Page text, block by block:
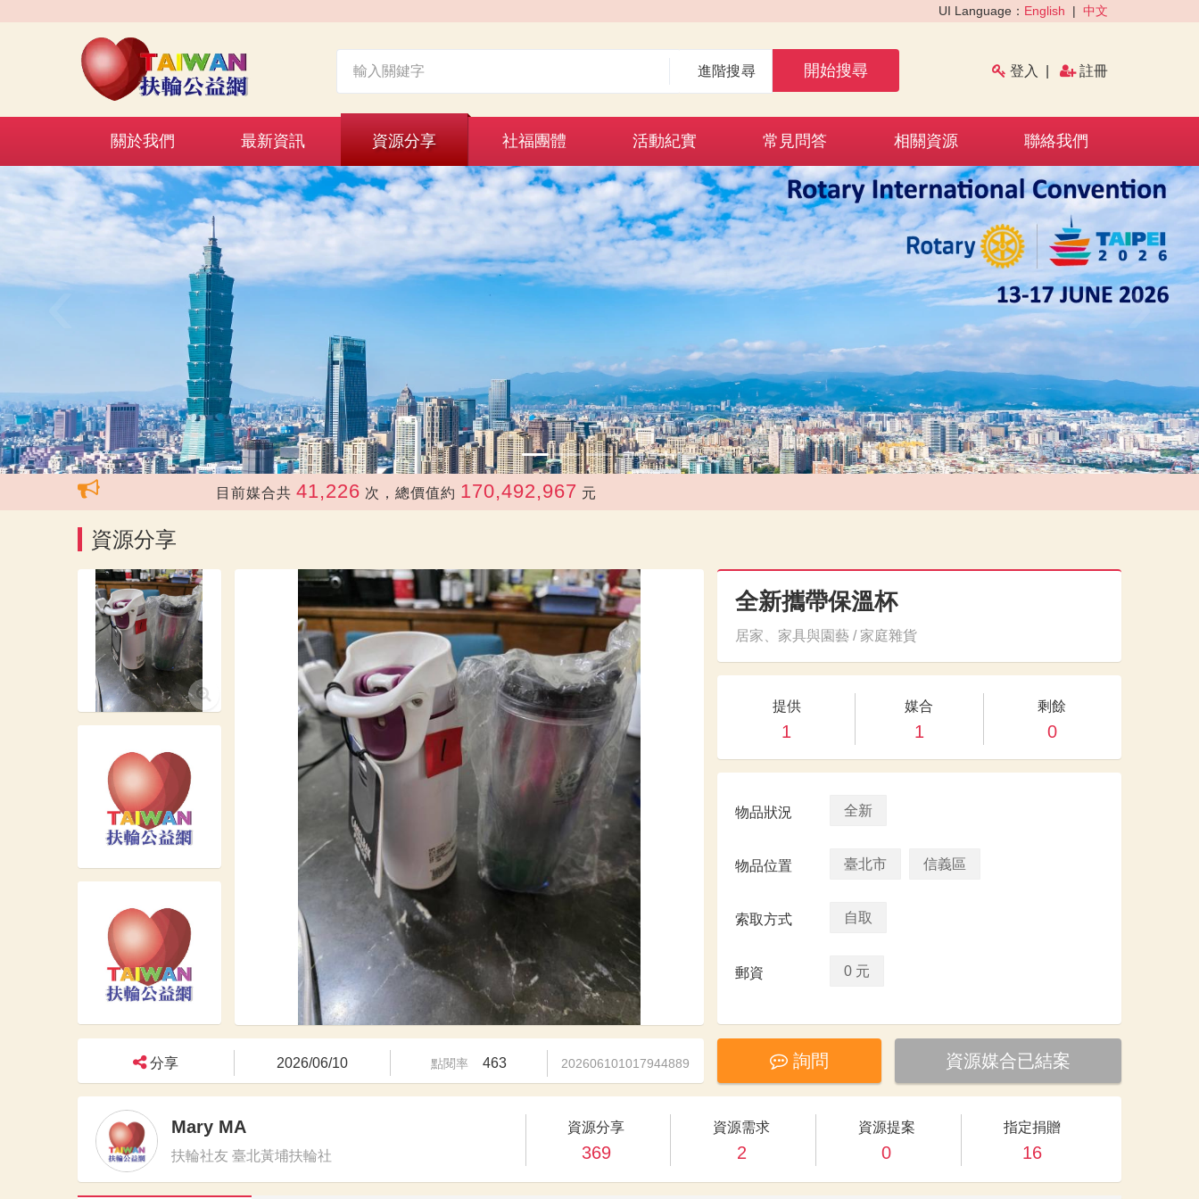
UI Language： English | 中文
進階搜尋 開始搜尋 登入 註冊
關於我們 最新資訊 資源分享 社福團體 活動紀實 常見問答 相關資源 聯絡我們
‹ ›
目前媒合共 41,226 次，總價值約 170,492,967 元
資源分享
全新攜帶保溫杯
居家、家具與園藝 / 家庭雜貨
提供
1
媒合
1
剩餘
0
物品狀況 全新
物品位置 臺北市 信義區
索取方式 自取
郵資 0 元
分享 2026/06/10 點閱率 463 202606101017944889 詢問 資源媒合已結案
Mary MA
扶輪社友 臺北黃埔扶輪社
資源分享
369
資源需求
2
資源提案
0
指定捐贈
16